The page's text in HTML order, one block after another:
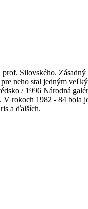
Silovského.
neho stal jedným
/ 1996 Národná
rokoch 1982 - 84 bola
a ďalších.